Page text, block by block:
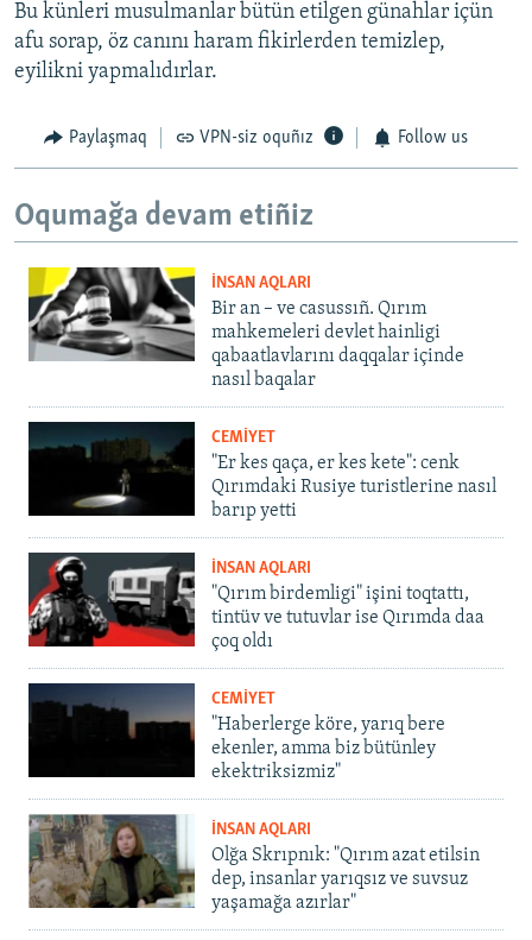
Bu künleri musulmanlar bütün etilgen günahlar içün
afu sorap, öz canını haram fikirlerden temizlep,
eyilikni yapmalıdırlar.
Paylaşmaq VPN-siz oquñız Follow us
Oqumağa devam etiñiz
İNSAN AQLARI
Bir an – ve casussıñ. Qırım
mahkemeleri devlet hainligi
qabaatlavlarını daqqalar içinde
nasıl baqalar
CEMİYET
"Er kes qaça, er kes kete": cenk
Qırımdaki Rusiye turistlerine nasıl
barıp yetti
İNSAN AQLARI
"Qırım birdemligi" işini toqtattı,
tintüv ve tutuvlar ise Qırımda daa
çoq oldı
CEMİYET
"Haberlerge köre, yarıq bere
ekenler, amma biz bütünley
ekektriksizmiz"
İNSAN AQLARI
Olğa Skrıpnık: "Qırım azat etilsin
dep, insanlar yarıqsız ve suvsuz
yaşamağa azırlar"